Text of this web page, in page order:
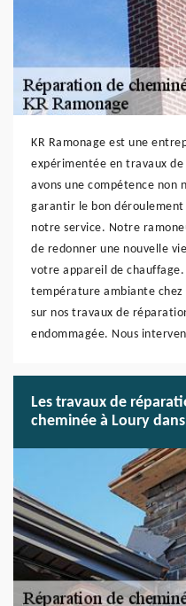
KR Ramonage est une
expérimentée en travaux
avons une compétence non
garantir le bon
notre service. Notre
de redonner une nouvelle
votre appareil de chauffage.
température ambiante chez
sur nos travaux de
endommagée. Nous
Les travaux de
cheminée à Loury